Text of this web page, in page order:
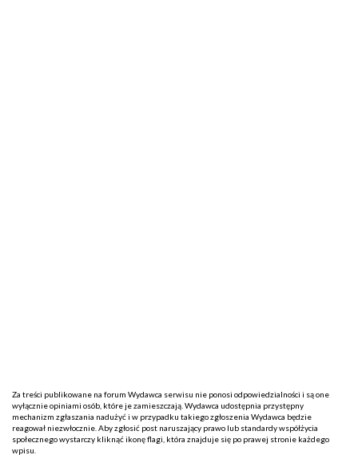
Za treści publikowane na forum Wydawca serwisu nie ponosi odpowiedzialności i są one
wyłącznie opiniami osób, które je zamieszczają. Wydawca udostępnia przystępny
mechanizm zgłaszania nadużyć i w przypadku takiego zgłoszenia Wydawca będzie
reagował niezwłocznie. Aby zgłosić post naruszający prawo lub standardy współżycia
społecznego wystarczy kliknąć ikonę flagi, która znajduje się po prawej stronie każdego
wpisu.